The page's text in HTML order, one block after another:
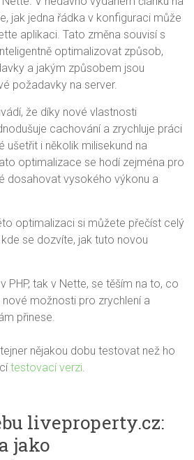
jak jedna řádka v konfiguraci může
aplikaci. Tato změna souvisí s
optimalizovat způsob,
a jakým způsobem jsou
požadavky na server.
že díky nové vlastnosti
cachování a zrychluje práci
ušetřit i několik milisekund na
optimalizace se hodí zejména pro
dosahovat vysokého výkonu a
optimalizaci si můžete přečíst celý
kde se dozvíte, jak tuto novou
PHP, tak v Nette, se těším na to, co
nové možnosti pro zrychlení a
přinese.
nějakou dobu testovat než ho
testovací verzi.
liveproperty.cz:
jako